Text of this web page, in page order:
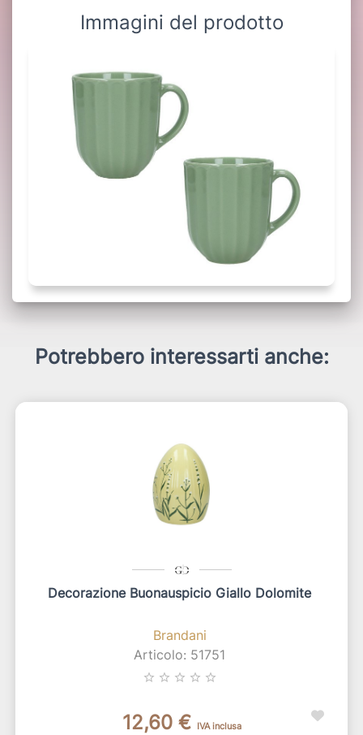
Immagini del prodotto
Potrebbero interessarti anche:
Decorazione Buonauspicio Giallo Dolomite
Brandani
Articolo: 51751
star_border star_border star_border star_border star_border
12,60 € IVA inclusa